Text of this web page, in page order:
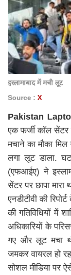
इस्लामाबाद में मची लूट
Source : X
Pakistan
एक फर्जी कॉल सेंटर
मचाने का मौका
लगा लूट डाला.
(एफआईए) ने
सेंटर पर छापा मारा
एनडीटीवी की
की गतिविधियों में
अधिकारियों के
गए और लूट मचा
जमकर वायरल हो
सोशल मीडिया पर